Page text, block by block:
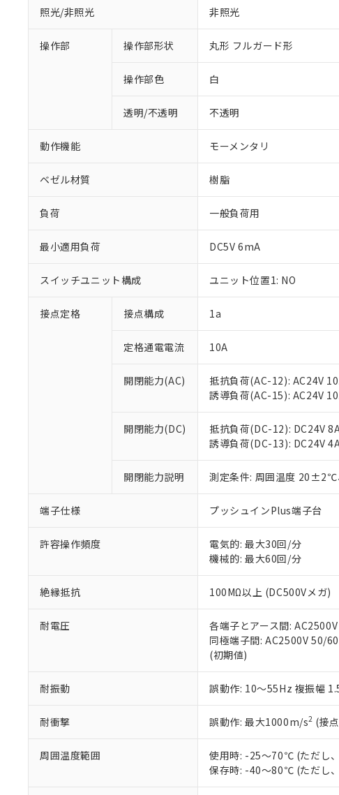
照光/非照光 非照光
操作部 操作部形状 丸形 フルガード形
操作部色 白
透明/不透明 不透明
動作機能 モーメンタリ
ベゼル材質 樹脂
負荷 一般負荷用
最小適用負荷 DC5V 6mA
スイッチユニット構成 ユニット位置1: NO
接点定格 接点構成 1a
定格通電電流 10A
開閉能力(AC)
抵抗負荷(AC-12): AC24V
誘導負荷(AC-15): AC24V
開閉能力(DC)
抵抗負荷(DC-12): DC24V
誘導負荷(DC-13): DC24V
開閉能力説明 測定条件: 周囲温度
端子仕様 プッシュインPlus端子台
許容操作頻度
電気的: 最大30回/分
機械的: 最大60回/分
絶縁抵抗 100MΩ以上 (DC500Vメガ)
耐電圧
各端子とアース間:
同極端子間: AC2500V 50/
(初期値)
耐振動 誤動作: 10～55Hz 複振幅
耐衝撃 誤動作: 最大1000m/s2 (接
周囲温度範囲
使用時: -25～70℃ (ただし
保存時: -40～80℃ (ただし
ご利用条件
以下の条件をお読みい
本サービスは、当
くものです。
在庫状況および標
のであり、閲覧さ
い。
正式な納期状況お
当社販売員にご相
オムロン制御機器
す。
マイパーツ機能（
ている必要がありま
が、当社の製品・
さい。
※当社の共同利用
いる法人を指しま
※1 対応状況
対応済み：EU
対応予定：EU RoHS指
非該当品：ライセンス
仕入先様の事情により
があります。
*EU RoHS指令（10物質）：
鉛(Pb) 1000ppm以下、 水銀
六価クロム(Cr(Ⅵ)) 1000ppm以
フタル酸ビス(2-エチルヘキシ
ル（DBP） 1000ppm以下、フ
但し、RoHS指令で産業用監視
※2 対応予定月
部品在庫の切り替え状
※3 非含有証明書ダウ
下記の非含有証明書を
EU RoHS指令（10物質
51物質の非含有証明書（
※本証明書は発行日時点
また、RoHS指令のフタ
既に当社にて対応品へ
り割愛しております。
※1 中国RoHS○×表
「×」：最大均質材料含
「－」：未確認です。
*中国RoHS10物質の基準値
Pb(鉛) :1000ppm、 Hg(水銀) :
Cr(Ⅵ)(六価クロム) : 1000ppm
DBP(フタル酸ジブチル) :
DEHP(フタル酸ビス(2-エチル
※2 環境保護使用期限
「ｅ」：有害物質（10
「10」：通常の使用状
「－」：未確認です。当
当社は、これら貴
などの必要な手続
当社は規制貨物を
ます。
置等に一切使用い
当社は、貴社製品
また当社は、販売
たしません。
記
号
説明
○ 一定数以上の
△ 一定数には満
－
在庫なし(最新
機器販売店・
空
白
受注生産機種